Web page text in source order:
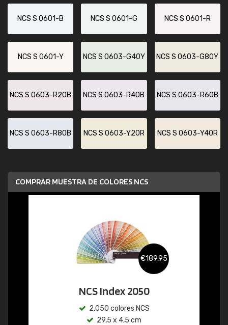
NCS S 0601-B NCS S 0601-G NCS S 0601-R
NCS S 0601-Y NCS S 0603-G40Y NCS S 0603-G80Y
NCS S 0603-R20B NCS S 0603-R40B NCS S 0603-R60B
NCS S 0603-R80B NCS S 0603-Y20R NCS S 0603-Y40R
COMPRAR MUESTRA DE COLORES NCS
€189,95
NCS Index 2050
2.050 colores NCS
29,5 x 4,5 cm